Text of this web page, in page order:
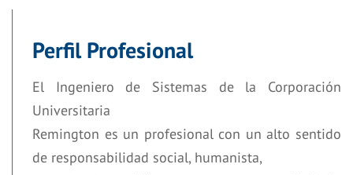
Perfil Profesional
El Ingeniero de Sistemas de la Corporación
Universitaria
Remington es un profesional con un alto sentido
de responsabilidad social, humanista,